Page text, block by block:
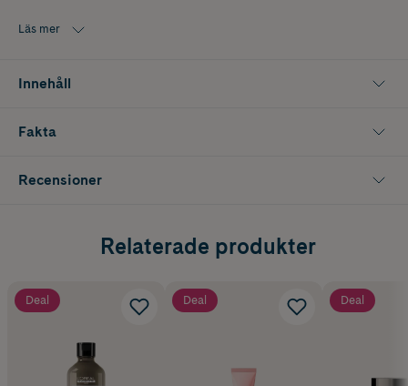
förpackning med 95% återvunnen plast och lättare förpackning.
Läs mer
Innehåll
Fakta
Recensioner
Relaterade produkter
Deal Deal Deal